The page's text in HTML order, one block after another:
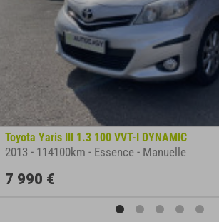
Toyota Yaris III 1.3 100 VVT-I DYNAMIC
2013 - 114100km - Essence - Manuelle
7 990 €